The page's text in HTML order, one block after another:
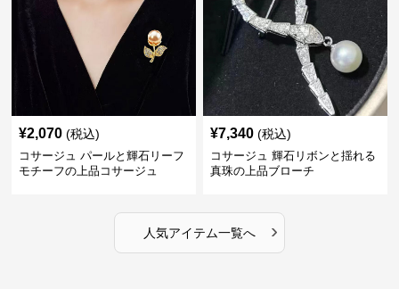
¥2,070 (税込)
コサージュ パールと輝石リーフ
モチーフの上品コサージュ
¥7,340 (税込)
コサージュ 輝石リボンと揺れる
真珠の上品ブローチ
人気アイテム一覧へ ›